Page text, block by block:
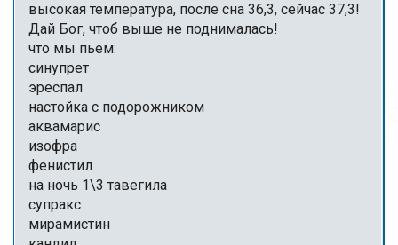
высокая температура, после сна 36,3, сейчас 37,3!
Дай Бог, чтоб выше не поднималась!
что мы пьем:
синупрет
эреспал
настойка с подорожником
аквамарис
изофра
фенистил
на ночь 1\3 тавегила
супракс
мирамистин